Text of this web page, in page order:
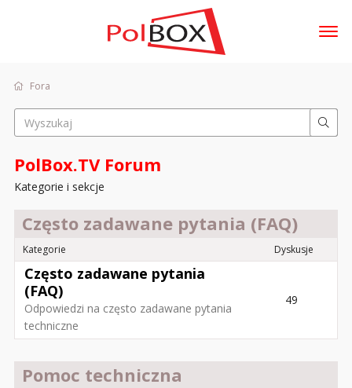
t
l
e
Dyskusje
Aktywność
Sklep
Fora
PolBox.TV Forum
Kategorie i sekcje
Często zadawane pytania (FAQ)
Kategorie Dyskusje
Często zadawane pytania
(FAQ)
Odpowiedzi na często zadawane pytania
techniczne
49
Pomoc techniczna